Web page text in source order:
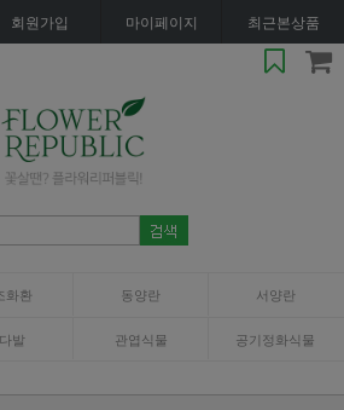
회원가입 마이페이지 최근본상품
화환 동양란 서양란
발 관엽식물 공기정화식물